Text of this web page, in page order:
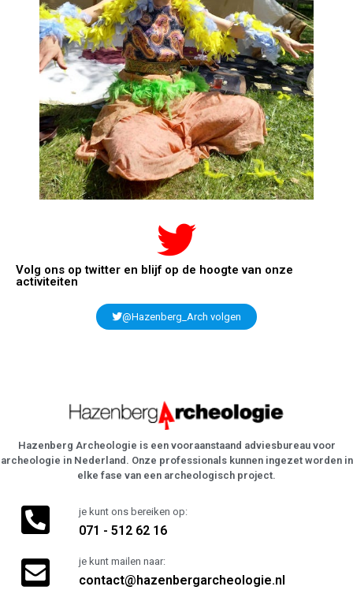
Volg ons op twitter en blijf op de hoogte van onze
activiteiten
@Hazenberg_Arch volgen
Hazenberg Archeologie is een vooraanstaand adviesbureau voor
archeologie in Nederland. Onze professionals kunnen ingezet worden in
elke fase van een archeologisch project.
je kunt ons bereiken op:
071 - 512 62 16
je kunt mailen naar:
contact@hazenbergarcheologie.nl